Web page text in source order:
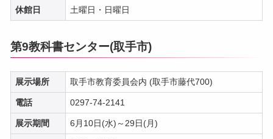
休館日 土曜日・日曜日
第9教科書センター(取手市)
展示場所 取手市教育委員会内 (取手市藤代700)
電話 0297-74-2141
展示期間 6月10日(水)～29日(月)